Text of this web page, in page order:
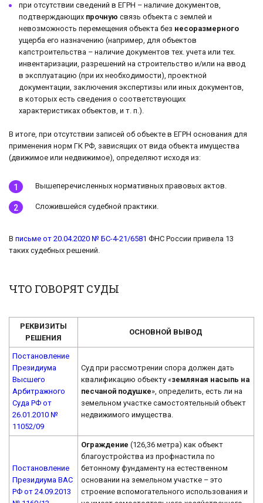
при отсутствии сведений в ЕГРН – наличие документов,
подтверждающих прочную связь объекта с землей и
невозможность перемещения объекта без несоразмерного
ущерба его назначению (например, для объектов
капстроительства – наличие документов тех. учета или тех.
инвентаризации, разрешений на строительство и/или на ввод
в эксплуатацию (при их необходимости), проектной
документации, заключения экспертизы или иных документов,
в которых есть сведения о соответствующих
характеристиках объектов, и т. п.).
В итоге, при отсутствии записей об объекте в ЕГРН основания для
применения норм ГК РФ, зависящих от вида объекта имущества
(движимое или недвижимое), определяют исходя из:
Вышеперечисленных нормативных правовых актов.
Сложившейся судебной практики.
В письме от 20.04.2020 № БС-4-21/6581 ФНС России привела 13
таких судебных решений.
ЧТО ГОВОРЯТ СУДЫ
РЕКВИЗИТЫ
РЕШЕНИЯ
ОСНОВНОЙ ВЫВОД
Постановление
Президиума
Высшего
Арбитражного
Суда РФ от
26.01.2010 №
11052/09
Суд при рассмотрении спора должен дать
квалификацию объекту «земляная насыпь на
песчаной подушке», определить, есть ли на
земельном участке самостоятельный объект
недвижимого имущества.
Постановление
Президиума ВАС
РФ от 24.09.2013
Ограждение(126,36 метра) как объект
благоустройства из профнастила по
бетонному фундаменту на естественном
основании на земельном участке – это
строение вспомогательного использования и